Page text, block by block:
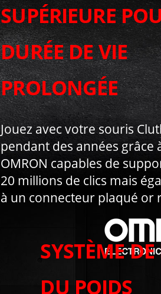
SUPÉRIEURE
DURÉE DE VIE
PROLONGÉE
Jouez avec votre souris
pendant des années grâce
OMRON capables de
20 millions de clics mais
à un connecteur plaqué or
SYSTÈME
DU POIDS